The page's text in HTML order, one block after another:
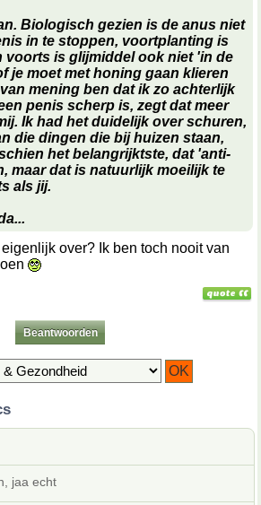
Biologisch gezien is de anus niet
in te stoppen, voortplanting is
voorts is glijmiddel ook niet 'in de
je moet met honing gaan klieren
mening ben dat ik zo achterlijk
penis scherp is, zegt dat meer
Ik had het duidelijk overschuren,
die dingen die bij huizen staan,
het belangrijktste, dat 'anti-
maar dat is natuurlijk moeilijk te
als jij.
over? Ik ben toch nooit van
Beantwoorden
jaa echt